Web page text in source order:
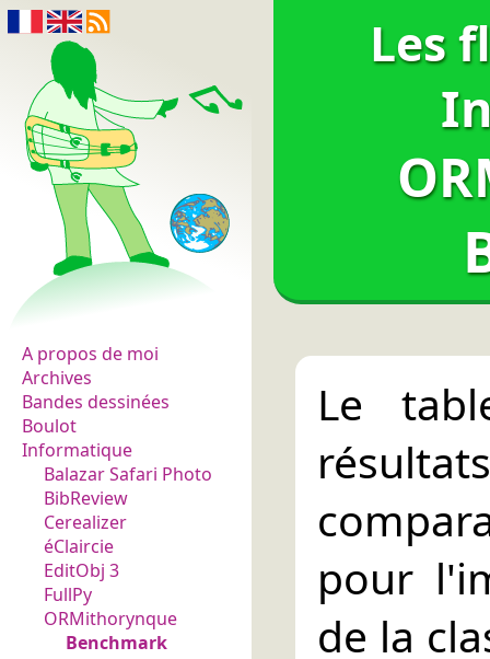
Les fleurs du normal
A propos de moi
Archives
Bandes dessinées
Boulot
Informatique
Balazar Safari Photo
BibReview
Cerealizer
éClaircie
EditObj 3
FullPy
ORMithorynque
Benchmark
Les
Le
pour
de la